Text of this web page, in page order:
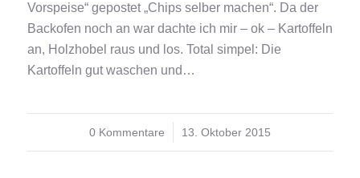
Vorspeise“ gepostet „Chips selber machen“. Da der
Backofen noch an war dachte ich mir – ok – Kartoffeln
an, Holzhobel raus und los. Total simpel: Die
Kartoffeln gut waschen und…
0 Kommentare
/ 13. Oktober 2015